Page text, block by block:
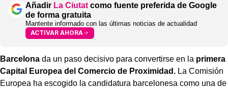
Añadir La Ciutat como fuente preferida de Google
de forma gratuita
Mantente informado con las últimas noticias de actualidad
ACTIVAR AHORA
Barcelona da un paso decisivo para convertirse en la primera
Capital Europea del Comercio de Proximidad. La Comisión
Europea ha escogido la candidatura barcelonesa como una de